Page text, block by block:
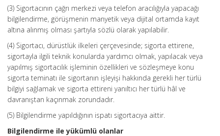
(3) Sigortacının çağrı merkezi veya telefon aracılığıyla yapacağı
bilgilendirme, görüşmenin manyetik veya dijital ortamda kayıt
altına alınmış olması şartıyla sözlü olarak yapılabilir.
(4) Sigortacı, dürüstlük ilkeleri çerçevesinde; sigorta ettirene,
sigortayla ilgili teknik konularda yardımcı olmak, yapılacak veya
yapılmış sigortacılık işleminin özellikleri ve sözleşmeye konu
sigorta teminatı ile sigortanın işleyişi hakkında gerekli her türlü
bilgiyi sağlamak ve sigorta ettireni yanıltıcı her türlü hâl ve
davranıştan kaçınmak zorundadır.
(5) Bilgilendirme yapıldığının ispatı sigortacıya aittir.
Bilgilendirme ile yükümlü olanlar